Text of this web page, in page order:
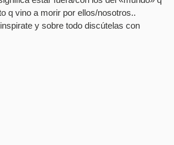
q vino a morir por ellos/nosotros..
y sobre todo discútelas con